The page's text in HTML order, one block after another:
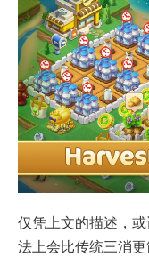
仅凭上文的描述，
法上会比传统三消